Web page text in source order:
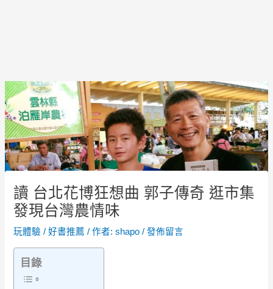
讀 台北花博狂想曲 郭子傳奇 逛市集
發現台灣農情味
玩體驗 /好書推薦 / 作者:shapo/發佈留言
目錄
Post
navigation